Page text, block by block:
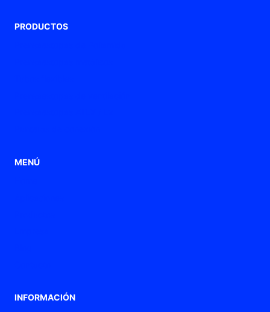
PRODUCTOS
MENÚ
INFORMACIÓN